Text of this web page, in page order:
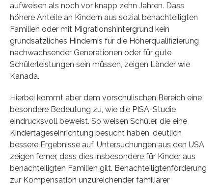
aufweisen als noch vor knapp zehn Jahren. Dass
höhere Anteile an Kindern aus sozial benachteiligten
Familien oder mit Migrationshintergrund kein
grundsätzliches Hindernis für die Höherqualifizierung
nachwachsender Generationen oder für gute
Schülerleistungen sein müssen, zeigen Länder wie
Kanada.
Hierbei kommt aber dem vorschulischen Bereich eine
besondere Bedeutung zu, wie die PISA-Studie
eindrucksvoll beweist. So weisen Schüler, die eine
Kindertageseinrichtung besucht haben, deutlich
bessere Ergebnisse auf. Untersuchungen aus den USA
zeigen ferner, dass dies insbesondere für Kinder aus
benachteiligten Familien gilt. Benachteiligtenförderung
zur Kompensation unzureichender familiärer